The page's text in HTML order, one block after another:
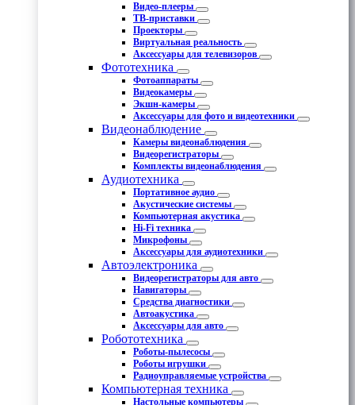
Видео-плееры
ТВ-приставки
Проекторы
Виртуальная реальность
Аксессуары для телевизоров
Фототехника
Фотоаппараты
Видеокамеры
Экшн-камеры
Аксессуары для фото и видеотехники
Видеонаблюдение
Камеры видеонаблюдения
Видеорегистраторы
Комплекты видеонаблюдения
Аудиотехника
Портативное аудио
Акустические системы
Компьютерная акустика
Hi-Fi техника
Микрофоны
Аксессуары для аудиотехники
Автоэлектроника
Видеорегистраторы для авто
Навигаторы
Средства диагностики
Автоакустика
Аксессуары для авто
Робототехника
Роботы-пылесосы
Роботы игрушки
Радиоуправляемые устройства
Компьютерная техника
Настольные компьютеры